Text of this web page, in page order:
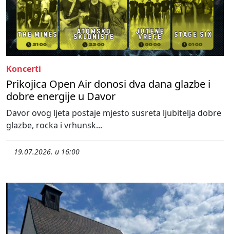
Koncerti
Prikojica Open Air donosi dva dana glazbe i
dobre energije u Davor
Davor ovog ljeta postaje mjesto susreta ljubitelja dobre
glazbe, rocka i vrhunsk...
19.07.2026. u 16:00